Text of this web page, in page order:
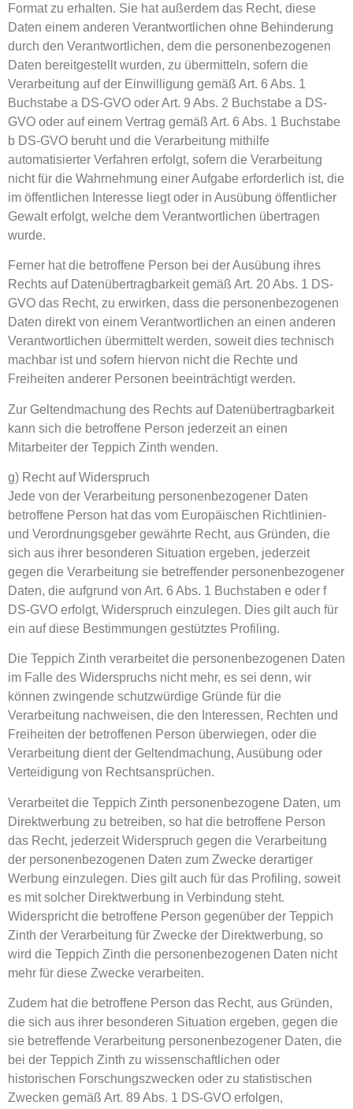
Format zu erhalten. Sie hat außerdem das Recht, diese
Daten einem anderen Verantwortlichen ohne Behinderung
durch den Verantwortlichen, dem die personenbezogenen
Daten bereitgestellt wurden, zu übermitteln, sofern die
Verarbeitung auf der Einwilligung gemäß Art. 6 Abs. 1
Buchstabe a DS-GVO oder Art. 9 Abs. 2 Buchstabe a DS-
GVO oder auf einem Vertrag gemäß Art. 6 Abs. 1 Buchstabe
b DS-GVO beruht und die Verarbeitung mithilfe
automatisierter Verfahren erfolgt, sofern die Verarbeitung
nicht für die Wahrnehmung einer Aufgabe erforderlich ist, die
im öffentlichen Interesse liegt oder in Ausübung öffentlicher
Gewalt erfolgt, welche dem Verantwortlichen übertragen
wurde.
Ferner hat die betroffene Person bei der Ausübung ihres
Rechts auf Datenübertragbarkeit gemäß Art. 20 Abs. 1 DS-
GVO das Recht, zu erwirken, dass die personenbezogenen
Daten direkt von einem Verantwortlichen an einen anderen
Verantwortlichen übermittelt werden, soweit dies technisch
machbar ist und sofern hiervon nicht die Rechte und
Freiheiten anderer Personen beeinträchtigt werden.
Zur Geltendmachung des Rechts auf Datenübertragbarkeit
kann sich die betroffene Person jederzeit an einen
Mitarbeiter der Teppich Zinth wenden.
g) Recht auf Widerspruch
Jede von der Verarbeitung personenbezogener Daten
betroffene Person hat das vom Europäischen Richtlinien-
und Verordnungsgeber gewährte Recht, aus Gründen, die
sich aus ihrer besonderen Situation ergeben, jederzeit
gegen die Verarbeitung sie betreffender personenbezogener
Daten, die aufgrund von Art. 6 Abs. 1 Buchstaben e oder f
DS-GVO erfolgt, Widerspruch einzulegen. Dies gilt auch für
ein auf diese Bestimmungen gestütztes Profiling.
Die Teppich Zinth verarbeitet die personenbezogenen Daten
im Falle des Widerspruchs nicht mehr, es sei denn, wir
können zwingende schutzwürdige Gründe für die
Verarbeitung nachweisen, die den Interessen, Rechten und
Freiheiten der betroffenen Person überwiegen, oder die
Verarbeitung dient der Geltendmachung, Ausübung oder
Verteidigung von Rechtsansprüchen.
Verarbeitet die Teppich Zinth personenbezogene Daten, um
Direktwerbung zu betreiben, so hat die betroffene Person
das Recht, jederzeit Widerspruch gegen die Verarbeitung
der personenbezogenen Daten zum Zwecke derartiger
Werbung einzulegen. Dies gilt auch für das Profiling, soweit
es mit solcher Direktwerbung in Verbindung steht.
Widerspricht die betroffene Person gegenüber der Teppich
Zinth der Verarbeitung für Zwecke der Direktwerbung, so
wird die Teppich Zinth die personenbezogenen Daten nicht
mehr für diese Zwecke verarbeiten.
Zudem hat die betroffene Person das Recht, aus Gründen,
die sich aus ihrer besonderen Situation ergeben, gegen die
sie betreffende Verarbeitung personenbezogener Daten, die
bei der Teppich Zinth zu wissenschaftlichen oder
historischen Forschungszwecken oder zu statistischen
Zwecken gemäß Art. 89 Abs. 1 DS-GVO erfolgen,